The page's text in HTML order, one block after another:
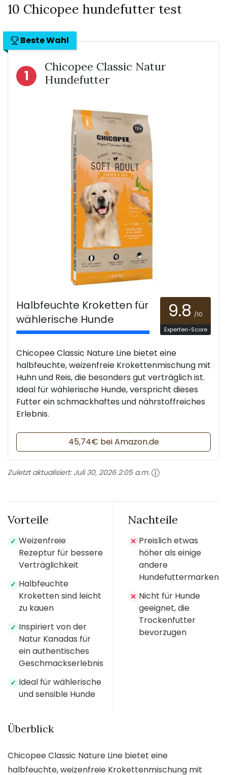
10 Chicopee hundefutter test
Beste Wahl
1
Chicopee Classic Natur
Hundefutter
Halbfeuchte Kroketten für
wählerische Hunde
9.8 /10
Experten-Score
Chicopee Classic Nature Line bietet eine
halbfeuchte, weizenfreie Krokettenmischung mit
Huhn und Reis, die besonders gut verträglich ist.
Ideal für wählerische Hunde, verspricht dieses
Futter ein schmackhaftes und nährstoffreiches
Erlebnis.
45,74€ bei Amazon.de
Zuletzt aktualisiert: Juli 30, 2026 2:05 a.m.
Vorteile
✓ Weizenfreie
Rezeptur für bessere
Verträglichkeit
✓ Halbfeuchte
Kroketten sind leicht
zu kauen
✓ Inspiriert von der
Natur Kanadas für
ein authentisches
Geschmackserlebnis
✓ Ideal für wählerische
und sensible Hunde
Nachteile
✕ Preislich etwas
höher als einige
andere
Hundefuttermarken
✕ Nicht für Hunde
geeignet, die
Trockenfutter
bevorzugen
Überblick
Chicopee Classic Nature Line bietet eine
halbfeuchte, weizenfreie Krokettenmischung mit